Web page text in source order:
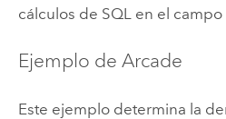
cálculos de SQL en el campo
Ejemplo de Arcade
Este ejemplo determina la